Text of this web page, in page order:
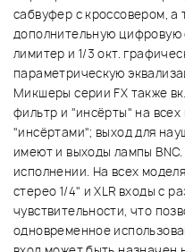
сабвуфер с кроссовером, а
дополнительную цифровую
лимитер и 1/3 окт.
параметрическую
Микшеры серии FX также
фильтр и "инсёрты" на
"инсёртами"; выход для
имеют и выходы лампы BNC.
исполнении. На всех
стерео 1/4" и XLR входы с
чувствительности, что
одновременное